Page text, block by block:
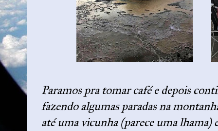
Paramos pra tomar café e depois
fazendo algumas paradas na
até uma vicunha (parece uma lhama)